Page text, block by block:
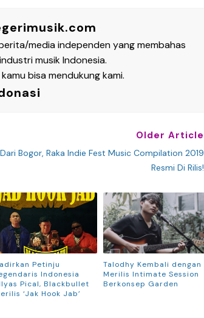
media independen yang membahas
musik Indonesia.
bisa mendukung kami.
Older Article
Dari Bogor, Raka Indie Fest Music Compilation 2019
Resmi Di Rilis!
Petinju
Indonesia
Pical, Blackbullet
‘Jak Hook Jab’
Talodhy Kembali dengan
Merilis Intimate Session
Berkonsep Garden